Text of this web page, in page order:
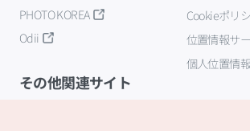
PHOTO KOREA
Odii
Cookieポリ
位置情報サ
個人位置情
その他関連サイト